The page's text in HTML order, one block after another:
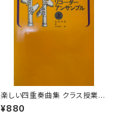
楽しい四重奏曲集 クラス授業の
ためのリコーダーアンサンブル
上【編著：田中良徳】出版社：全
¥880